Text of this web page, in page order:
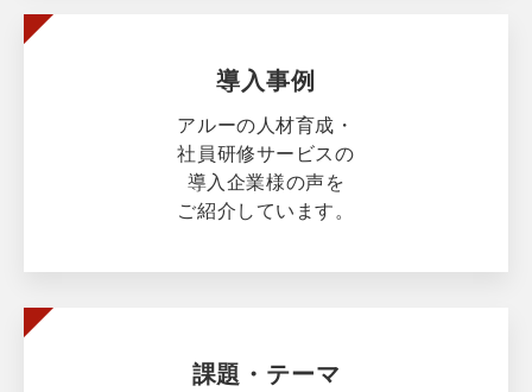
導入事例
アルーの人材育成・
社員研修サービスの
導入企業様の声を
ご紹介しています。
課題・テーマ